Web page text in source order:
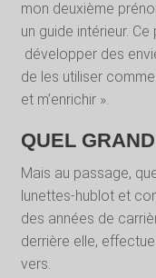
mon deuxième
un guide intérieur.
développer des
de les utiliser
et m’enrichir ».
QUEL
Mais au passage,
lunettes-hublot et
des années de
derrière elle,
vers.